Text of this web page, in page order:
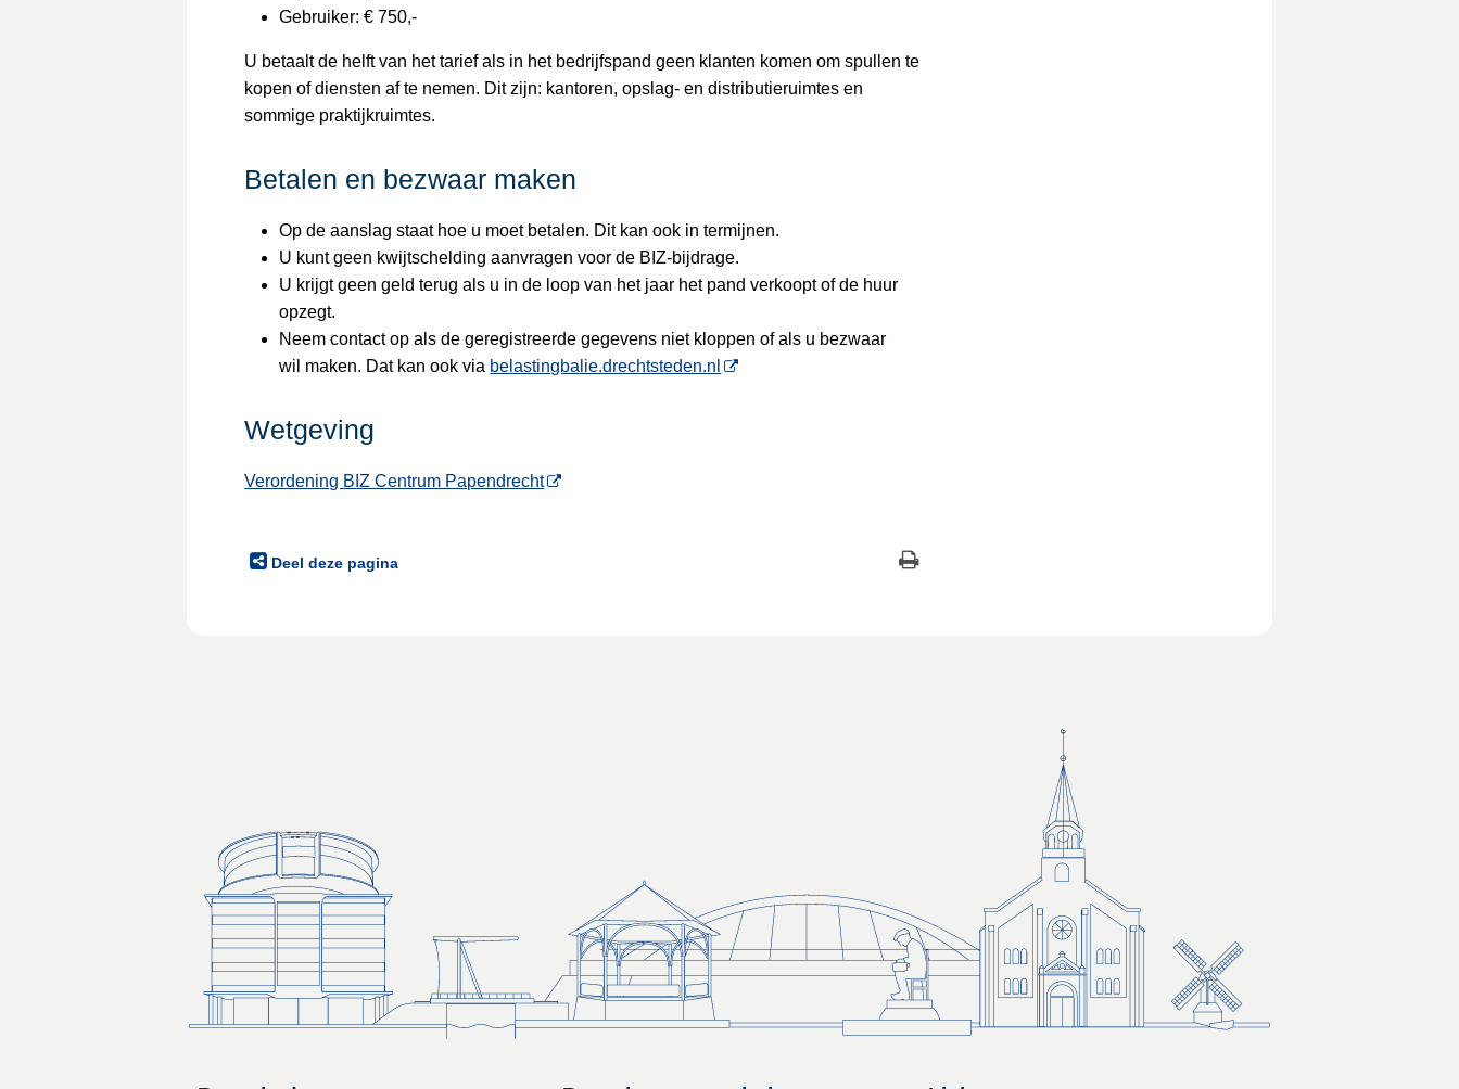
Gebruiker: € 750,-
U betaalt de helft van het tarief als in het bedrijfspand geen klanten komen om spullen te
kopen of diensten af te nemen. Dit zijn: kantoren, opslag- en distributieruimtes en
sommige praktijkruimtes.
Betalen en bezwaar maken
Op de aanslag staat hoe u moet betalen. Dit kan ook in termijnen.
U kunt geen kwijtschelding aanvragen voor de BIZ-bijdrage.
U krijgt geen geld terug als u in de loop van het jaar het pand verkoopt of de huur
opzegt.
Neem contact op als de geregistreerde gegevens niet kloppen of als u bezwaar
wil maken. Dat kan ook via belastingbalie.drechtsteden.nl
Wetgeving
Verordening BIZ Centrum Papendrecht
Deel deze pagina